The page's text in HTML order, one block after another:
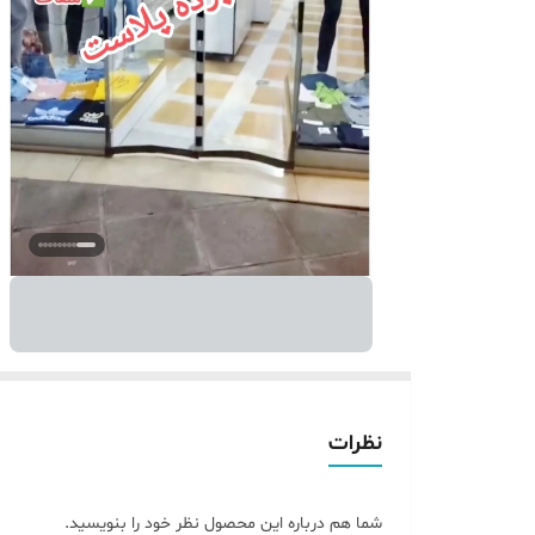
نظرات
شما هم درباره این محصول نظر خود را بنویسید.